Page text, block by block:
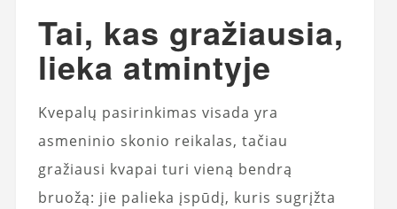
Tai, kas gražiausia,
lieka atmintyje
Kvepalų pasirinkimas visada yra
asmeninio skonio reikalas, tačiau
gražiausi kvapai turi vieną bendrą
bruožą: jie palieka įspūdį, kuris sugrįžta